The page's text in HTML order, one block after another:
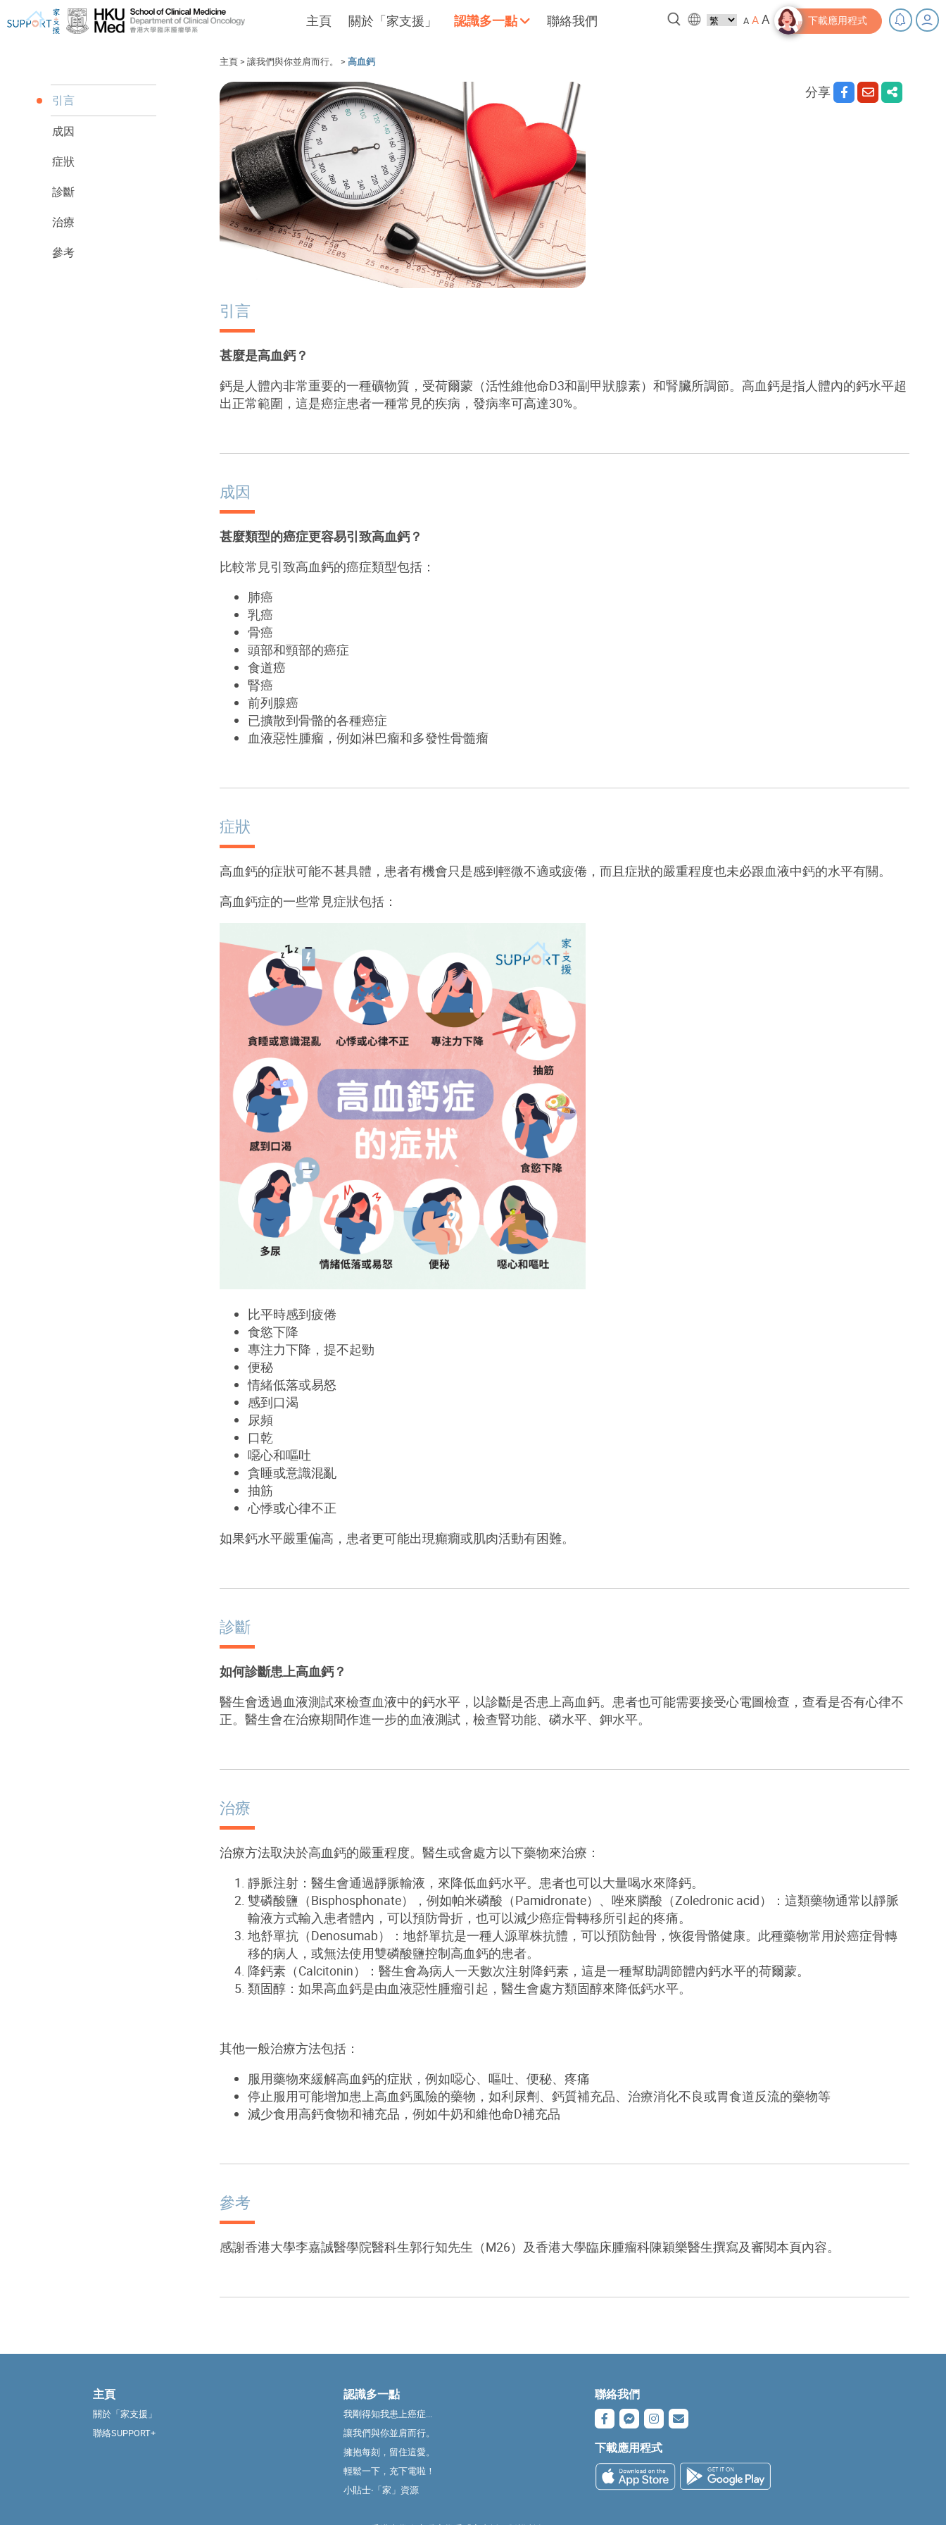
主頁 關於「家支援」 認識多一點
我剛得知我患上癌症... 讓我們與你並肩而行。 擁抱每刻，留住這愛。
聯絡我們 A AA 下載應用程式
主頁> 讓我們與你並肩而行。 > 高血鈣
引言
成因
症狀
診斷
治療
參考
分享
引言
甚麼是高血鈣？
鈣是人體內非常重要的一種礦物質，受荷爾蒙（活性維他命D3和副甲狀腺素）和腎臟所調節。高血鈣是指人體內的鈣水平超
出正常範圍，這是癌症患者一種常見的疾病，發病率可高達30%。
成因
甚麼類型的癌症更容易引致高血鈣？
比較常見引致高血鈣的癌症類型包括：
肺癌
乳癌
骨癌
頭部和頸部的癌症
食道癌
腎癌
前列腺癌
已擴散到骨骼的各種癌症
血液惡性腫瘤，例如淋巴瘤和多發性骨髓瘤
症狀
高血鈣的症狀可能不甚具體，患者有機會只是感到輕微不適或疲倦，而且症狀的嚴重程度也未必跟血液中鈣的水平有關。
高血鈣症的一些常見症狀包括：
比平時感到疲倦
食慾下降
專注力下降，提不起勁
便秘
情緒低落或易怒
感到口渴
尿頻
口乾
噁心和嘔吐
貪睡或意識混亂
抽筋
心悸或心律不正
如果鈣水平嚴重偏高，患者更可能出現癲癇或肌肉活動有困難。
診斷
如何診斷患上高血鈣？
醫生會透過血液測試來檢查血液中的鈣水平，以診斷是否患上高血鈣。患者也可能需要接受心電圖檢查，查看是否有心律不
正。醫生會在治療期間作進一步的血液測試，檢查腎功能、磷水平、鉀水平。
治療
治療方法取決於高血鈣的嚴重程度。醫生或會處方以下藥物來治療：
靜脈注射：醫生會通過靜脈輸液，來降低血鈣水平。患者也可以大量喝水來降鈣。
雙磷酸鹽（Bisphosphonate），例如帕米磷酸（Pamidronate）、唑來膦酸（Zoledronic acid）：這類藥物通常以靜脈
輸液方式輸入患者體內，可以預防骨折，也可以減少癌症骨轉移所引起的疼痛。
地舒單抗（Denosumab）：地舒單抗是一種人源單株抗體，可以預防蝕骨，恢復骨骼健康。此種藥物常用於癌症骨轉
移的病人，或無法使用雙磷酸鹽控制高血鈣的患者。
降鈣素（Calcitonin）：醫生會為病人一天數次注射降鈣素，這是一種幫助調節體內鈣水平的荷爾蒙。
類固醇：如果高血鈣是由血液惡性腫瘤引起，醫生會處方類固醇來降低鈣水平。
其他一般治療方法包括：
服用藥物來緩解高血鈣的症狀，例如噁心、嘔吐、便秘、疼痛
停止服用可能增加患上高血鈣風險的藥物，如利尿劑、鈣質補充品、治療消化不良或胃食道反流的藥物等
減少食用高鈣食物和補充品，例如牛奶和維他命D補充品
參考
感謝香港大學李嘉誠醫學院醫科生郭行知先生（M26）及香港大學臨床腫瘤科陳穎樂醫生撰寫及審閱本頁內容。
主頁
關於「家支援」
聯絡SUPPORT+
認識多一點
我剛得知我患上癌症...
讓我們與你並肩而行。
擁抱每刻，留住這愛。
輕鬆一下，充下電啦！
小貼士‧「家」資源
聯絡我們
下載應用程式